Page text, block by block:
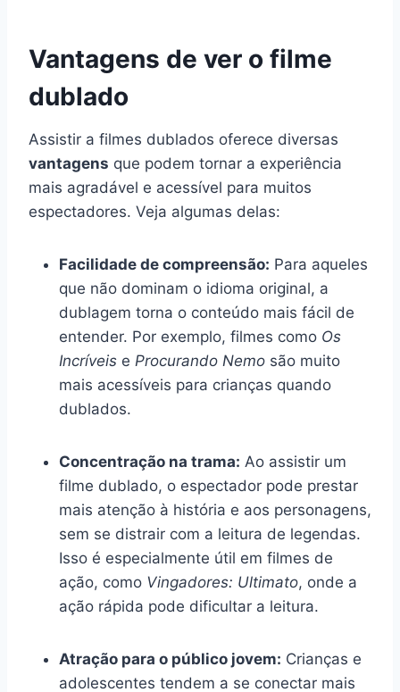
Vantagens de ver o filme
dublado
Assistir a filmes dublados oferece diversas
vantagens que podem tornar a experiência
mais agradável e acessível para muitos
espectadores. Veja algumas delas:
Facilidade de compreensão: Para aqueles
que não dominam o idioma original, a
dublagem torna o conteúdo mais fácil de
entender. Por exemplo, filmes como Os
Incríveis e Procurando Nemo são muito
mais acessíveis para crianças quando
dublados.
Concentração na trama: Ao assistir um
filme dublado, o espectador pode prestar
mais atenção à história e aos personagens,
sem se distrair com a leitura de legendas.
Isso é especialmente útil em filmes de
ação, como Vingadores: Ultimato, onde a
ação rápida pode dificultar a leitura.
Atração para o público jovem: Crianças e
adolescentes tendem a se conectar mais